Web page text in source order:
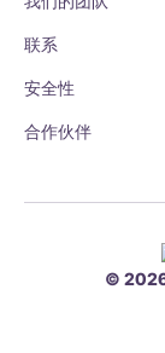
联系
安全性
合作伙伴
©